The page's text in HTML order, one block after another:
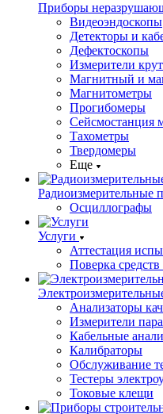
Приборы
Видеоэндоскопы
Детекторы и
Дефектоскопы
Измерители
Магнитный и
Магнитометры
Прогибомеры
Сейсмостанция
Тахометры
Твердомеры
Еще
Радиоизмерительные
Осциллографы
Услуги
Аттестация
Поверка
Анализаторы
Измерители
Кабельные
Калибраторы
Обслуживание
Тестеры
Токовые клещи